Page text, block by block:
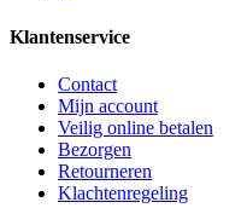
Klantenservice
Contact
Mijn account
Veilig online betalen
Bezorgen
Retourneren
Klachtenregeling